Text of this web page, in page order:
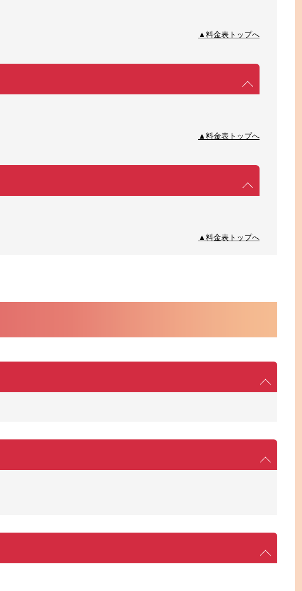
▲料金表トップへ
▲料金表トップへ
▲料金表トップへ